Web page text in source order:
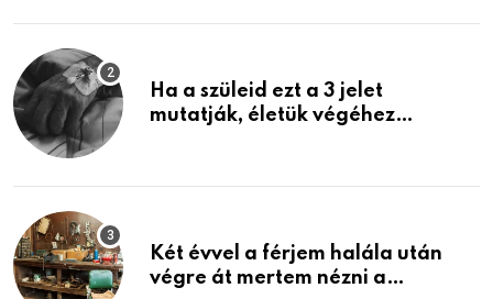
Ha a szüleid ezt a 3 jelet
mutatják, életük végéhez
Két évvel a férjem halála után
végre át mertem nézni a